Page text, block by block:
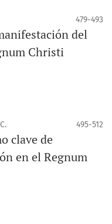
479-493
del
Christi
495-512
clave de
en el Regnum